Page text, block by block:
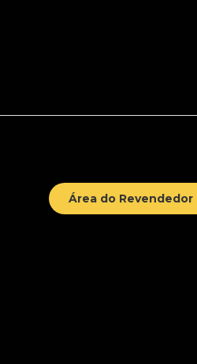
Área do Revendedor